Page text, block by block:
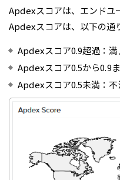
Apdexスコアは、エンドユ
Apdexスコアは、以下の通
Apdexスコア0.9超過：満
Apdexスコア0.5から0.9
Apdexスコア0.5未満：不